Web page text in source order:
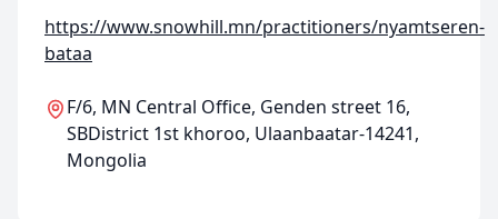
https://www.snowhill.mn/practitioners/nyamtseren-
bataa
F/6, MN Central Office, Genden street 16,
SBDistrict 1st khoroo, Ulaanbaatar-14241,
Mongolia